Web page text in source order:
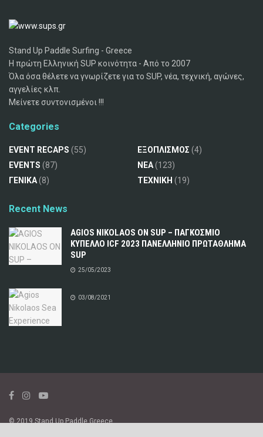
Stand Up Paddle Surfing - Greece
Η πρώτη Ελληνική SUP κοινότητα - Από το 2007
Όλα όσα θέλετε να γνωρίζετε για το SUP, νέα, τεχνική, αγώνες,
αγγελίες κλπ.
Μείνετε συντονισμένοι !!!
Categories
EVENT RECAPS (55)
EVENTS (87)
ΓΕΝΙΚΑ(8)
ΕΞΟΠΛΙΣΜΟΣ (4)
ΝΕΑ(123)
ΤΕΧΝΙΚΗ (19)
Recent News
AGIOS NIKOLAOS ON SUP – ΠΑΓΚΟΣΜΙΟ
ΚΥΠΕΛΛΟ ICF 2023 ΠΑΝΕΛΛΗΝΙΟ ΠΡΩΤΑΘΛΗΜΑ
SUP
25/05/2023
03/08/2021
© 2019 Stand Up Paddle Greece